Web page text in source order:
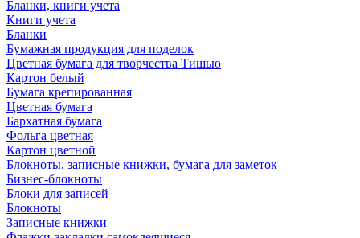
Бланки, книги учета
Книги учета
Бланки
Бумажная продукция для поделок
Цветная бумага для творчества Тишью
Картон белый
Бумага крепированная
Цветная бумага
Бархатная бумага
Фольга цветная
Картон цветной
Блокноты, записные книжки, бумага для заметок
Бизнес-блокноты
Блоки для записей
Блокноты
Записные книжки